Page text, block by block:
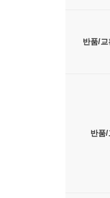
반품/
반품